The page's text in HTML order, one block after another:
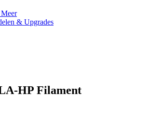
& Upgrades
HP Filament